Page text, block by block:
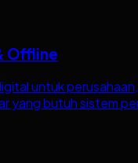
Offline
untuk
yang butuh sistem